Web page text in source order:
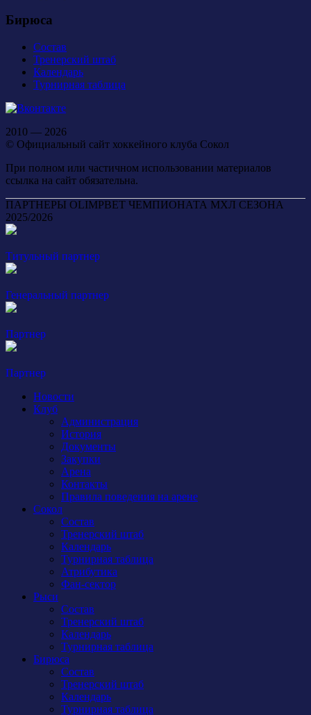
Бирюса
Состав
Тренерский штаб
Календарь
Турнирная таблица
2010 — 2026
© Официальный сайт хоккейного клуба Сокол
При полном или частичном использовании материалов
ссылка на сайт обязательна.
ПАРТНЕРЫ OLIMPBET ЧЕМПИОНАТА МХЛ СЕЗОНА
2025/2026
Титульный партнер
Генеральный партнер
Партнер
Партнер
Новости
Клуб
Администрация
История
Документы
Закупки
Арена
Контакты
Правила поведения на арене
Сокол
Состав
Тренерский штаб
Календарь
Турнирная таблица
Атрибутика
Фан-сектор
Рыси
Состав
Тренерский штаб
Календарь
Турнирная таблица
Бирюса
Состав
Тренерский штаб
Календарь
Турнирная таблица